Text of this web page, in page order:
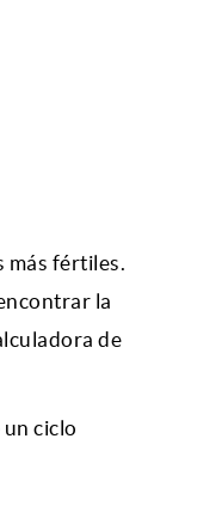
más fértiles.
la
de
ciclo